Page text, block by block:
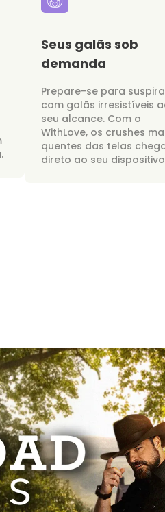
Seus galãs sob
demanda
Prepare-se para
com galãs irresistíveis
seu alcance. Com o
WithLove, os crushes
quentes das telas
direto ao seu